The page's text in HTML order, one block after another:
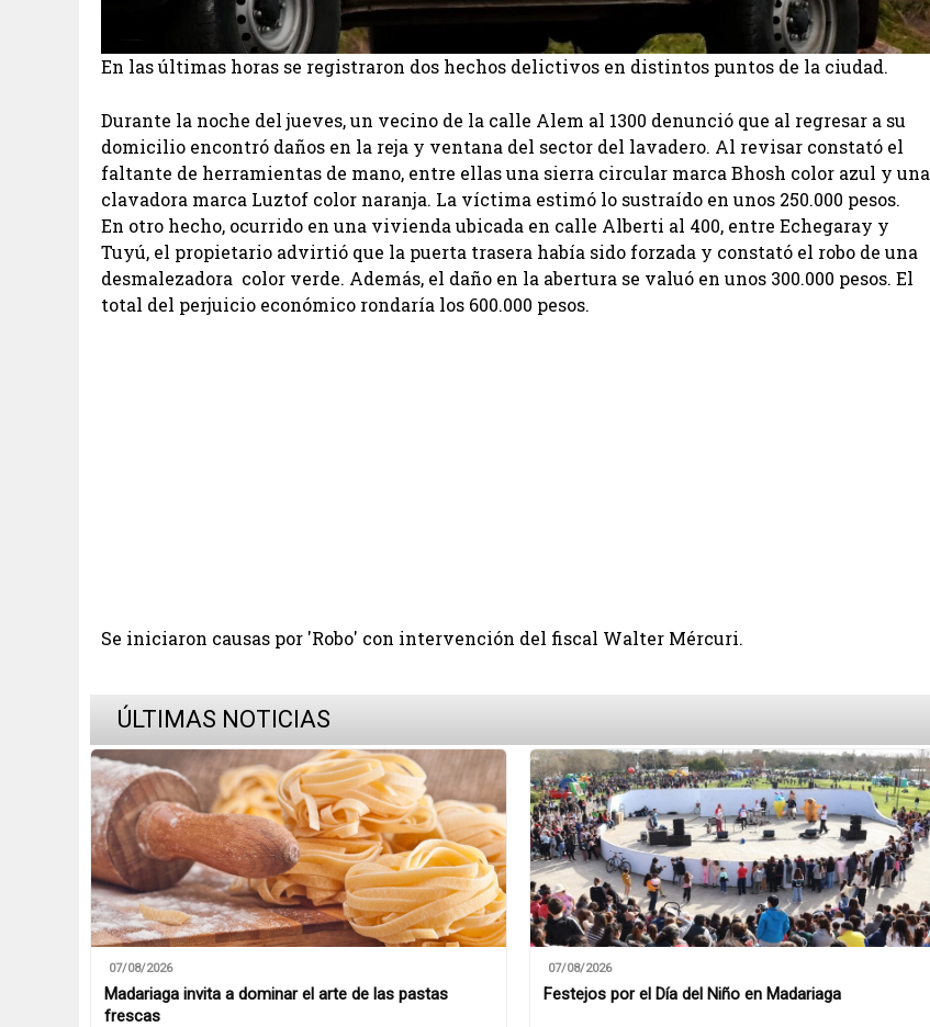
En las últimas horas se registraron dos hechos delictivos en distintos puntos de la ciudad.
Durante la noche del jueves, un vecino de la calle Alem al 1300 denunció que al regresar a su
domicilio encontró daños en la reja y ventana del sector del lavadero. Al revisar constató el
faltante de herramientas de mano, entre ellas una sierra circular marca Bhosh color azul y una
clavadora marca Luztof color naranja. La víctima estimó lo sustraído en unos 250.000 pesos.
En otro hecho, ocurrido en una vivienda ubicada en calle Alberti al 400, entre Echegaray y
Tuyú, el propietario advirtió que la puerta trasera había sido forzada y constató el robo de una
desmalezadora color verde. Además, el daño en la abertura se valuó en unos 300.000 pesos. El
total del perjuicio económico rondaría los 600.000 pesos.
Se iniciaron causas por 'Robo' con intervención del fiscal Walter Mércuri.
ÚLTIMAS NOTICIAS
07/08/2026
Madariaga invita a dominar el arte de las pastas
frescas
07/08/2026
Festejos por el Día del Niño en Madariaga